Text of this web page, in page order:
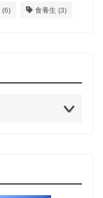
(6) 食養生 (3)